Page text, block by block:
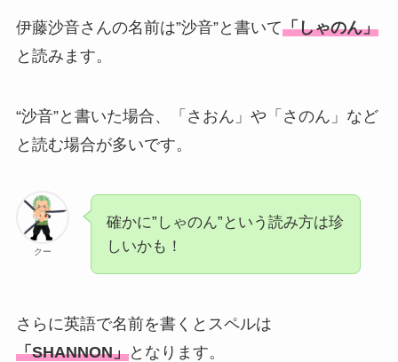
伊藤沙音さんの名前は”沙音”と書いて「しゃのん」
と読みます。
“沙音”と書いた場合、「さおん」や「さのん」など
と読む場合が多いです。
クー
確かに”しゃのん”という読み方は珍
しいかも！
さらに英語で名前を書くとスペルは
「SHANNON」となります。